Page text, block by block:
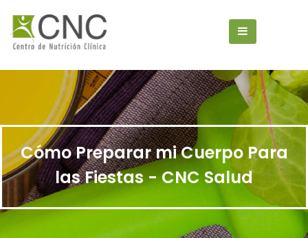
Cómo Preparar mi Cuerpo Para
las Fiestas - CNC Salud